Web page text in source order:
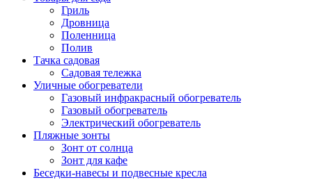
Гриль
Дровница
Поленница
Полив
Тачка садовая
Садовая тележка
Уличные обогреватели
Газовый инфракрасный обогреватель
Газовый обогреватель
Электрический обогреватель
Пляжные зонты
Зонт от солнца
Зонт для кафе
Беседки-навесы и подвесные кресла